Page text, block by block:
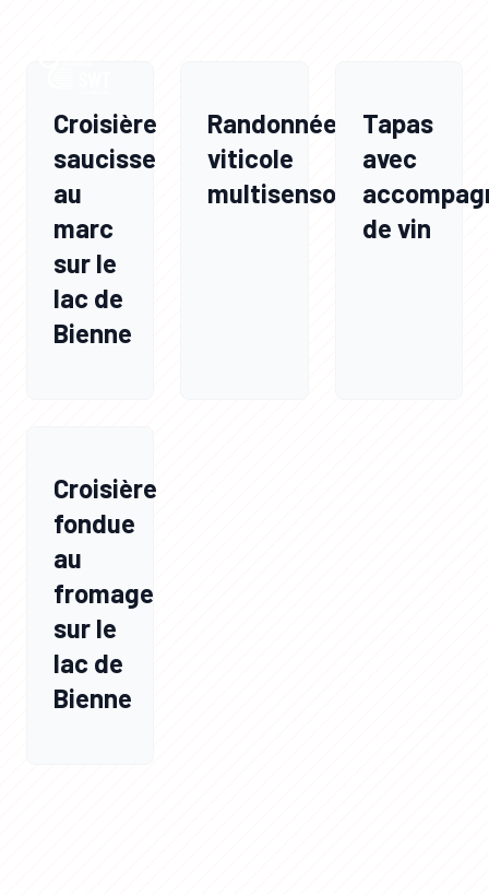
Croisière
saucisse
au
marc
sur le
lac de
Bienne
Randonnée
viticole
multisensorielle
Tapas
avec
de vin
Croisière
fondue
au
fromage
sur le
lac de
Bienne